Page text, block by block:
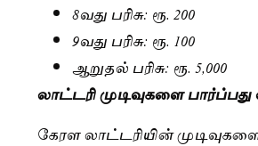
8வது பரிசு: ரூ. 200
9வது பரிசு: ரூ. 100
ஆறுதல் பரிசு: ரூ. 5,000
லாட்டரி முடிவுகளை பார்ப்பது
கேரள லாட்டரியின்